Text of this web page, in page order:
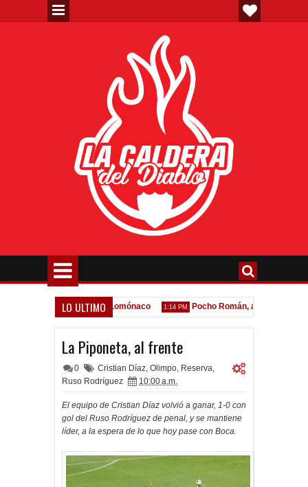
LO ULTIMO
la oferta formal por Lomónaco 1:14 PM
Pocho Román, al ascenso holandés
La Piponeta, al frente
0 Cristian Díaz, Olimpo, Reserva,
Ruso Rodríguez
10:00 a.m.
El equipo de Cristian Díaz volvió a ganar, 1-0 con
gol del Ruso Rodríguez de penal, y se mantiene
líder, a la espera de lo que hoy pase con Boca.